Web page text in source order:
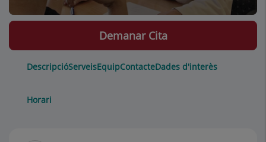
DescripcióServeisEquipContacteDades d'interès
Horari
Demanar Cita